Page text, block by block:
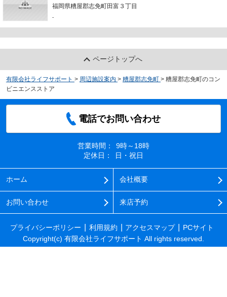
福岡県糟屋郡志免町田富３丁目
-
ページトップへ
有限会社ライフサポート > 周辺施設案内 > 糟屋郡志免町 > 糟屋郡志免町のコン
ビニエンスストア
電話でお問い合わせ
営業時間：
9時～18時
定休日：
日・祝日
ホーム 会社概要
お問い合わせ 来店予約
プライバシーポリシー 利用規約 アクセスマップ
PCサイト
Copyright(c) 有限会社ライフサポート All rights reserved.